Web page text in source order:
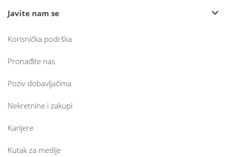
Javite nam se
Korisnička podrška
Pronađite nas
Poziv dobavljačima
Nekretnine i zakupi
Karijere
Kutak za medije